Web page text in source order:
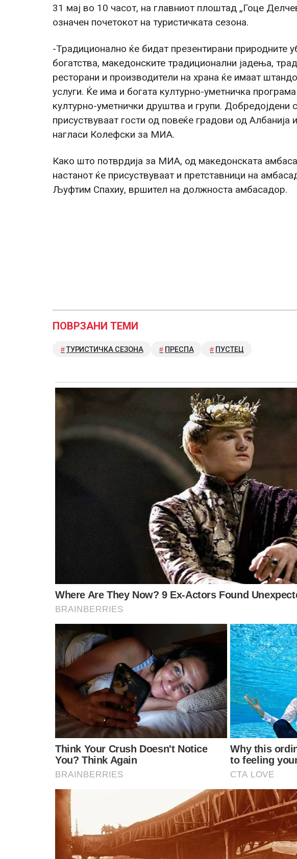
31 мај во 10 часот, на главниот плоштад „Гоце
означен почетокот на туристичката сезона.
-Традиционално ќе бидат презентирани природните
богатства, македонските традиционални јадења,
ресторани и производители на храна ќе имаат
услуги. Ќе има и богата културно-уметничка
културно-уметнички друштва и групи. Добредојдени
присуствуваат гости од повеќе градови од Албанија
нагласи Колефски за МИА.
Како што потврдија за МИА, од македонската
настанот ќе присуствуваат и претставници на
Љуфтим Спахиу, вршител на должноста амбасадор.
ПОВРЗАНИ ТЕМИ
ТУРИСТИЧКА СЕЗОНА ПРЕСПА ПУСТЕЦ